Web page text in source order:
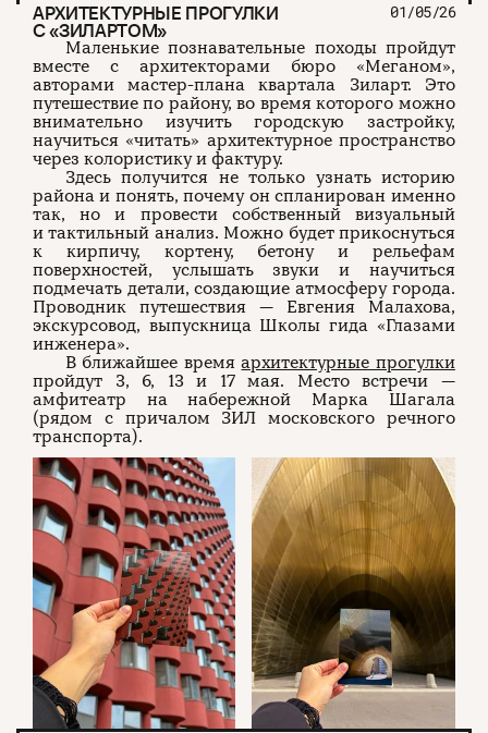
АРХИТЕКТУРНЫЕ ПРОГУЛКИ
С «ЗИЛАРТОМ»
01/05/26
Маленькие познавательные походы пройдут
вместе с архитекторами бюро «Меганом»,
авторами мастер-плана квартала Зиларт. Это
путешествие по району, во время которого можно
внимательно изучить городскую застройку,
научиться «читать» архитектурное пространство
через колористику и фактуру.
Здесь получится не только узнать историю
района и понять, почему он спланирован именно
так, но и провести собственный визуальный
и тактильный анализ. Можно будет прикоснуться
к кирпичу, кортену, бетону и рельефам
поверхностей, услышать звуки и научиться
подмечать детали, создающие атмосферу города.
Проводник путешествия — Евгения Малахова,
экскурсовод, выпускница Школы гида «Глазами
инженера».
В ближайшее времяархитектурные прогулки
пройдут 3, 6, 13 и 17 мая. Место встречи —
амфитеатр на набережной Марка Шагала
(рядом с причалом ЗИЛ московского речного
транспорта).